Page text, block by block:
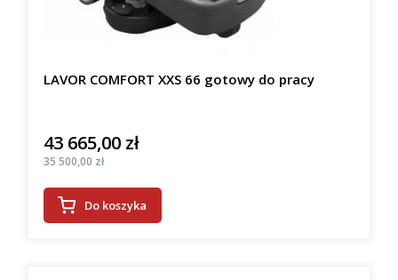
LAVOR COMFORT XXS 66 gotowy do pracy
Cena
43 665,00 zł
Cena
35 500,00 zł
Do koszyka